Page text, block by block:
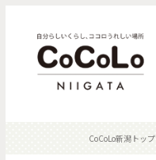
CoCoLo新潟トップ